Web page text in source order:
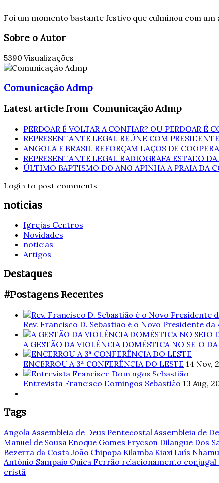
Foi um momento bastante festivo que culminou com
Sobre o Autor
5390 Visualizações
Comunicação Admp
Latest article from Comunicação Admp
PERDOAR É VOLTAR A CONFIAR? OU PERDOAR É
REPRESENTANTE LEGAL REÚNE COM
ANGOLA E BRASIL REFORÇAM LAÇOS DE
REPRESENTANTE LEGAL RADIOGRAFA ESTADO
ÚLTIMO BAPTISMO DO ANO APINHA A PRAIA DA
Login to post comments
noticias
Igrejas Centros
Novidades
noticias
Artigos
Destaques
#Postagens Recentes
Rev. Francisco D. Sebastião é o Novo Presidente da
A GESTÃO DA VIOLÊNCIA DOMÉSTICA NO SEIO
ENCERROU A 3ª CONFERÊNCIA DO LESTE 14 Nov,
Entrevista Francisco Domingos Sebastião 13 Aug,
Tags
Angola Assembleia de Deus Pentecostal Assembleia de
Manuel de Sousa Enoque Gomes Erycson Dilangue Dos
Bezerra da Costa João Chipopa Kilamba Kiaxi Luís
António Sampaio Quica Ferrão relacionamento conjugal
cristã